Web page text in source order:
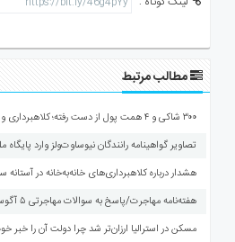
مطالب مرتبط
۳۰۰ شاکی و ۴ همت پول از دست رفته؛ کلاهبرداری و پولشویی در قالب شرکت مهاجرتی
تصاویر گواهینامه رانندگان نیوساوت‌ولز وارد
هشدار درباره کلاهبرداری‌های خانه‌به‌خانه در آستانه
هفته‌نامه مهاجرت/پاسخ به سوالات مهاجرتی ۵ آگوست
مسکن در استرالیا ارزان‌تر شد چرا دولت آن را خبر